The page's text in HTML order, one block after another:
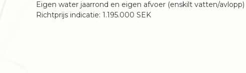
Eigen water jaarrond en eigen afvoer (enskilt vatten/avlopp)
Richtprijs indicatie: 1.195.000 SEK